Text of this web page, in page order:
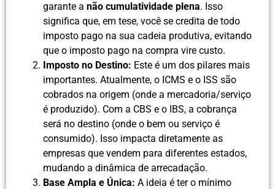
garante a não cumulatividade plena. Isso
significa que, em tese, você se credita de todo
imposto pago na sua cadeia produtiva, evitando
que o imposto pago na compra vire custo.
Imposto no Destino: Este é um dos pilares mais
importantes. Atualmente, o ICMS e o ISS são
cobrados na origem (onde a mercadoria/serviço
é produzido). Com a CBS e o IBS, a cobrança
será no destino (onde o bem ou serviço é
consumido). Isso impacta diretamente as
empresas que vendem para diferentes estados,
mudando a dinâmica de arrecadação.
Base Ampla e Única: A ideia é ter o mínimo